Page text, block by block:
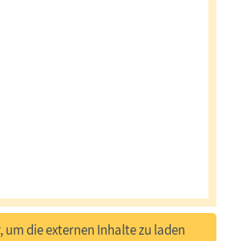
um die externen Inhalte zu laden